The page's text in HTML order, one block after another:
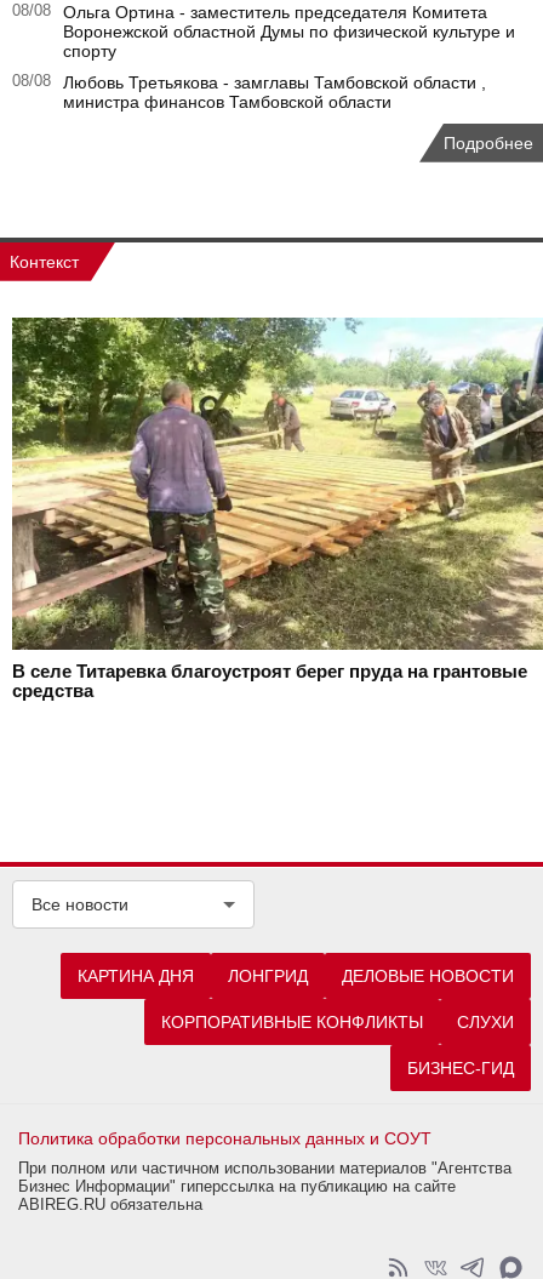
08/08
Ольга Ортина - заместитель председателя Комитета
Воронежской областной Думы по физической культуре и
спорту
08/08
Любовь Третьякова - замглавы Тамбовской области ,
министра финансов Тамбовской области
Подробнее
Контекст
В селе Титаревка благоустроят берег пруда на грантовые
средства
Все новости
КАРТИНА ДНЯ ЛОНГРИД ДЕЛОВЫЕ НОВОСТИ
КОРПОРАТИВНЫЕ КОНФЛИКТЫ СЛУХИ
БИЗНЕС-ГИД
Политика обработки персональных данных и СОУТ
При полном или частичном использовании материалов "Агентства
Бизнес Информации" гиперссылка на публикацию на сайте
ABIREG.RU обязательна